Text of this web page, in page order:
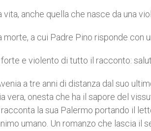
vita, anche quella che nasce da una
morte, a cui Padre Pino risponde con
forte e violento di tutto il racconto:
a tre anni di distanza dal suo
vera, onesta che ha il sapore del
la sua Palermo portando il
umano. Un romanzo che lascia